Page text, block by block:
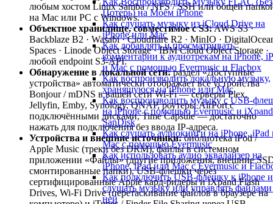
Потерь) на Моём iPhone
Как слушать музыку из iCloud Drive на
iPhone или Mac
Как добавлять и просматривать
комментарии к аудиотрекам на iPhone,
и Mac с помощью Evermusic и Flacbox
Как воспроизводить локальную музыку,
хранящуюся на iPhone или Mac
Как воспроизводить музыку с USB-
на iPhone с помощью Evermusic и
SanDisk
Как слушать аудиокниги на iPhone, iPad
Mac с помощью Evermusic
Как использовать аудио эквалайзер на
iPhone, iPad или Mac с Evermusic и
Как подключить USB-флешку к iPhone и
слушать музыку или управлять
ней
любым хостом Linux Samba / NFS / SSH или общей
на Mac или PC с Windows.
Объектное хранилище, совместимое с S3:AWS S3 ·
Backblaze B2 · Wasabi · Cloudflare R2 · MinIO ·
Spaces · Linode Object Storage · IBM Cloud Object Storage ·
любой endpoint S3-API.
Обнаружение в локальной сети:раздел «Доступные
устройства» автоматически отображает все устройства
Bonjour / mDNS в вашей сети Wi-Fi — серверы Plex,
Jellyfin, Emby, Synology, QNAP, роутеры AirPort с
подключёнными дисками, Time Capsule — достаточно
нажать для подключения без ввода IP-адреса.
Устройства и внешние источники:библиотека iPod /
Apple Music (треки без DRM), файлы в системном
приложении «Файлы» (другие приложения, внешние
смонтированные папки), USB-флешки через
сертифицированные Apple кард-ридеры и iXpand Flash
Drives, Wi-Fi Drive (перетаскивание файлов в браузере на